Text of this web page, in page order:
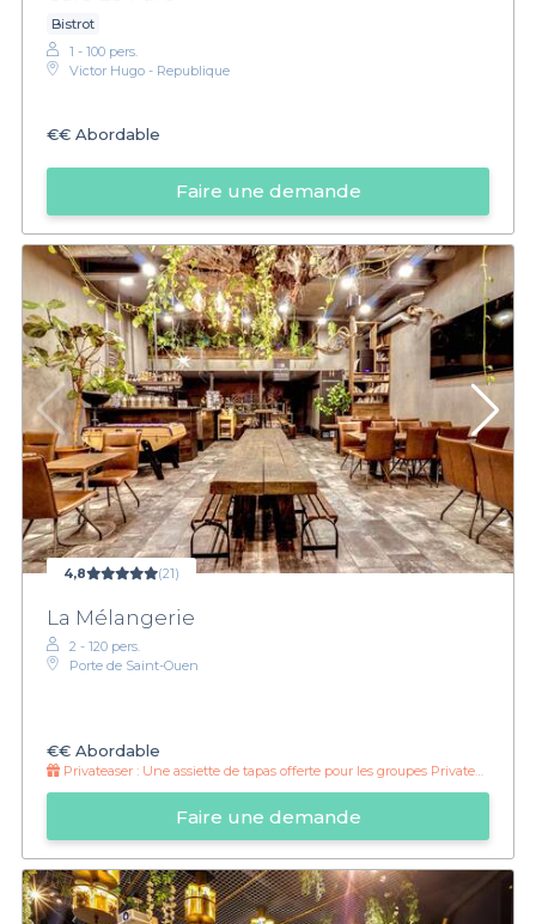
Bistrot
1 - 100 pers.
Victor Hugo - Republique
€€ Abordable
Faire une demande
4,8 (21)
La Mélangerie
2 - 120 pers.
Porte de Saint-Ouen
€€ Abordable
Privateaser : Une assiette de tapas offerte pour les groupes Privateaser
Faire une demande